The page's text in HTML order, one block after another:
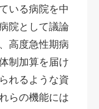
いる病院を中
院として議論
高度急性期病
制加算を届け
れるような資
らの機能には